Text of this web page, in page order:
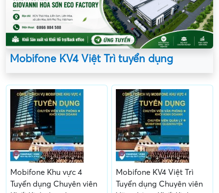
Mobifone KV4 Việt Trì tuyển dụng
Mobifone Khu vực 4
Tuyển dụng Chuyên viên
Mobifone KV4 Việt Trì
Tuyển dụng Chuyên viên